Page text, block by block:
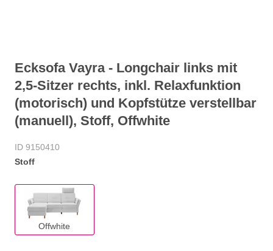
Ecksofa Vayra - Longchair links mit
2,5-Sitzer rechts, inkl. Relaxfunktion
(motorisch) und Kopfstütze verstellbar
(manuell), Stoff, Offwhite
ID 9150410
Stoff
Offwhite